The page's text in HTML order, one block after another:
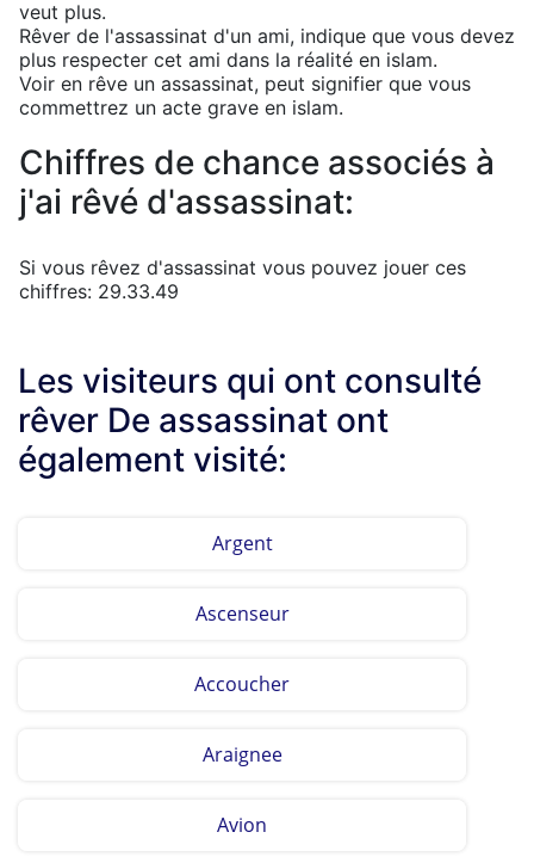
veut plus.
Rêver de l'assassinat d'un ami, indique que vous devez
plus respecter cet ami dans la réalité en islam.
Voir en rêve un assassinat, peut signifier que vous
commettrez un acte grave en islam.
Chiffres de chance associés à
j'ai rêvé d'assassinat:
Si vous rêvez d'assassinat vous pouvez jouer ces
chiffres: 29.33.49
Les visiteurs qui ont consulté
rêver De assassinat ont
également visité:
Argent
Ascenseur
Accoucher
Araignee
Avion